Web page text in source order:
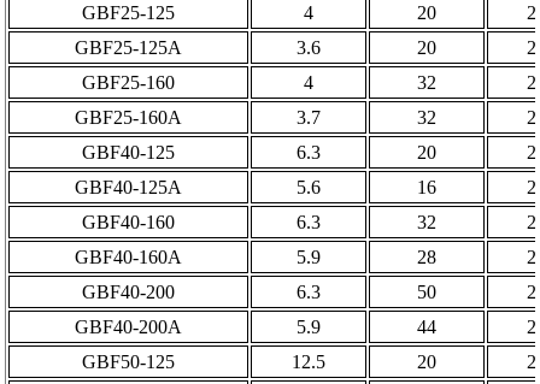
GBF25-125
4 20
GBF25-125A
3.6 20
GBF25-160
4 32
GBF25-160A
3.7 32
GBF40-125
6.3 20
GBF40-125A
5.6 16
GBF40-160
6.3 32
GBF40-160A
5.9 28
GBF40-200
6.3 50
GBF40-200A
5.9 44
GBF50-125
12.5 20